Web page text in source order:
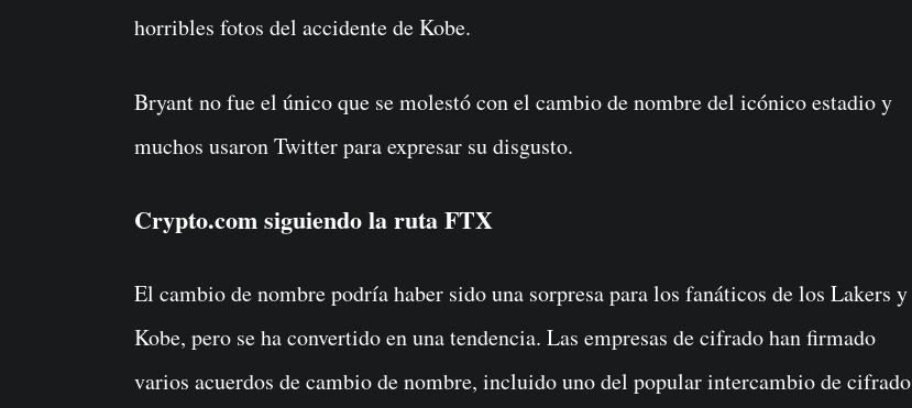
horribles fotos del accidente de Kobe.
Bryant no fue el único que se molestó con el cambio de nombre del icónico estadio y
muchos usaron Twitter para expresar su disgusto.
Crypto.com siguiendo la ruta FTX
El cambio de nombre podría haber sido una sorpresa para los fanáticos de los Lakers y
Kobe, pero se ha convertido en una tendencia. Las empresas de cifrado han firmado
varios acuerdos de cambio de nombre, incluido uno del popular intercambio de cifrado